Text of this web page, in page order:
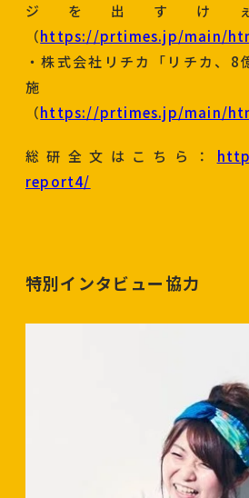
ジを出すけ
（https://prtimes.jp/main/
・株式会社リチカ「リチカ、8
施
（https://prtimes.jp/main/
総研全文はこちら：
report4/
特別インタビュー協力